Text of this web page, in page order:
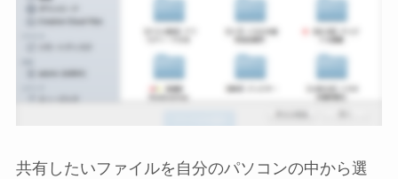
共有したいファイルを自分のパソコンの中から選